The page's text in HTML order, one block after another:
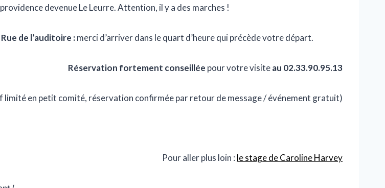
providence devenue Le Leurre. Attention, il y a des marches !
de l’auditoire :merci d’arriver dans le quart d’heure qui précède votre départ.
Réservation fortement conseillée pour votre visiteau 02.33.90.95.13
limité en petit comité, réservation confirmée par retour de message / événement gratuit)
Pour aller plus loin : le stage de Caroline Harvey